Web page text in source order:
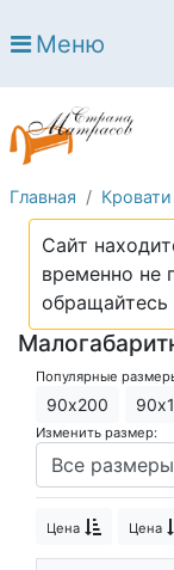
Open
Open
Кровати
Open
OpenДиваны
Open
OpenМебель
OpenОснования
OpenДетские
Open
OpenШкафы
Меню
Главная Кровати
Сайт
временно не
обращайтесь
Популярные
90х200
Изменить размер:
Цена Цена